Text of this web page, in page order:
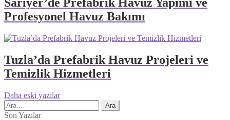
Sarıyer’de Prefabrik Havuz Yapımı ve
Profesyonel Havuz Bakımı
Tuzla’da Prefabrik Havuz Projeleri ve
Temizlik Hizmetleri
Yazı
gezinmesi
Daha eski yazılar
Arama:
Son Yazılar